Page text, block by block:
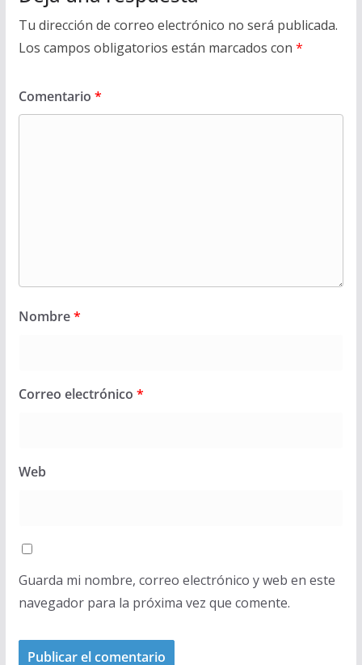
Tu dirección de correo electrónico no será publicada.
Los campos obligatorios están marcados con *
Comentario *
Nombre*
Correo electrónico *
Web
Guarda mi nombre, correo electrónico y web en este
navegador para la próxima vez que comente.